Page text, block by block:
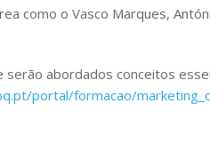
como o Vasco Marques,
serão abordados conceitos
portal/formacao/